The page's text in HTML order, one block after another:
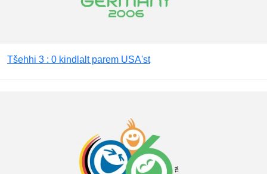
Tšehhi 3 : 0 kindlalt parem USA'st